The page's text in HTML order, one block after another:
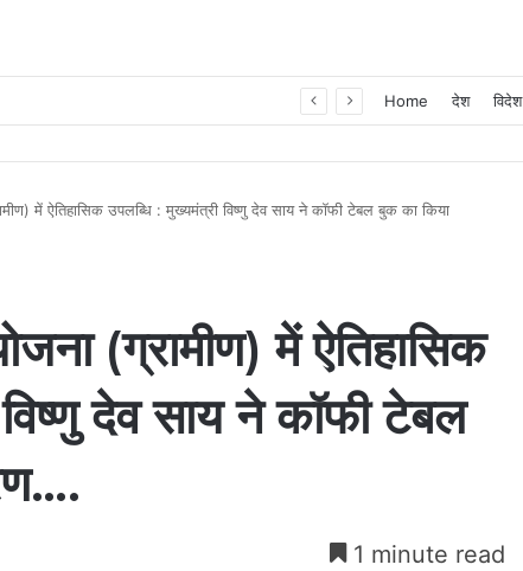
Home देश विदेश
में ऐतिहासिक उपलब्धि : मुख्यमंत्री विष्णु देव साय ने कॉफी टेबल बुक का किया
(ग्रामीण) में ऐतिहासिक
देव साय ने कॉफी टेबल
1 minute read